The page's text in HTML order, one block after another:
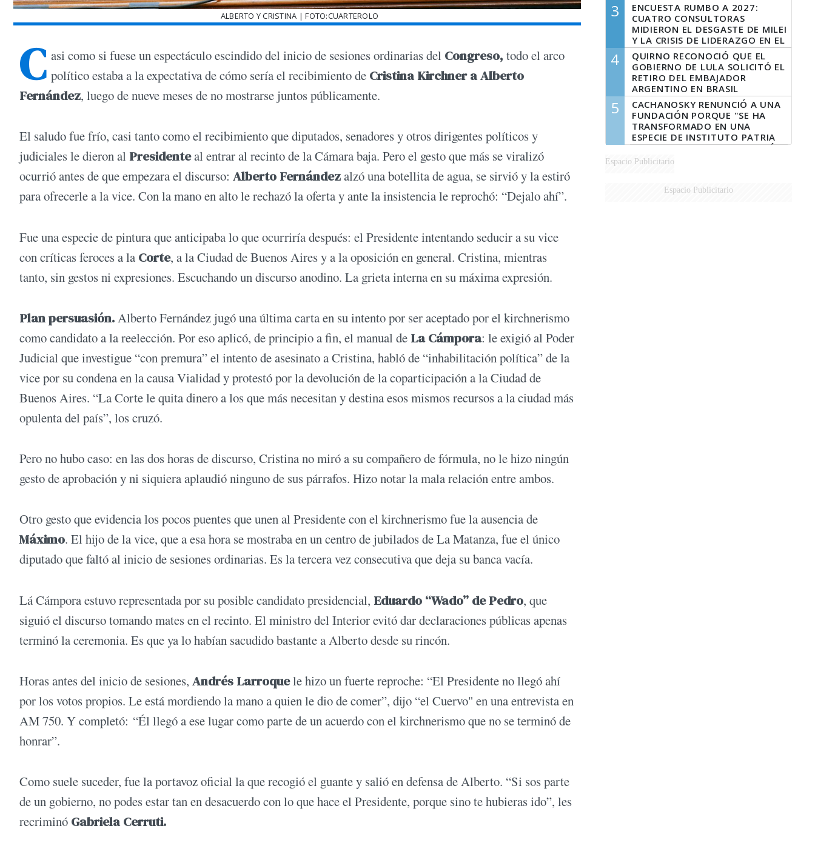
ALBERTO Y CRISTINA | FOTO:CUARTEROLO
C asi como si fuese un espectáculo escindido del inicio de sesiones ordinarias del Congreso, todo el arco
político estaba a la expectativa de cómo sería el recibimiento de Cristina Kirchner a Alberto
Fernández, luego de nueve meses de no mostrarse juntos públicamente.
El saludo fue frío, casi tanto como el recibimiento que diputados, senadores y otros dirigentes políticos y
judiciales le dieron al Presidenteal entrar al recinto de la Cámara baja. Pero el gesto que más se viralizó
ocurrió antes de que empezara el discurso: Alberto Fernándezalzó una botellita de agua, se sirvió y la estiró
para ofrecerle a la vice. Con la mano en alto le rechazó la oferta y ante la insistencia le reprochó: “Dejalo ahí”.
Fue una especie de pintura que anticipaba lo que ocurriría después: el Presidente intentando seducir a su vice
con críticas feroces a la Corte, a la Ciudad de Buenos Aires y a la oposición en general. Cristina, mientras
tanto, sin gestos ni expresiones. Escuchando un discurso anodino. La grieta interna en su máxima expresión.
Plan persuasión.Alberto Fernández jugó una última carta en su intento por ser aceptado por el kirchnerismo
como candidato a la reelección. Por eso aplicó, de principio a fin, el manual de La Cámpora: le exigió al Poder
Judicial que investigue “con premura” el intento de asesinato a Cristina, habló de “inhabilitación política” de la
vice por su condena en la causa Vialidad y protestó por la devolución de la coparticipación a la Ciudad de
Buenos Aires. “La Corte le quita dinero a los que más necesitan y destina esos mismos recursos a la ciudad más
opulenta del país”, los cruzó.
Pero no hubo caso: en las dos horas de discurso, Cristina no miró a su compañero de fórmula, no le hizo ningún
gesto de aprobación y ni siquiera aplaudió ninguno de sus párrafos. Hizo notar la mala relación entre ambos.
Otro gesto que evidencia los pocos puentes que unen al Presidente con el kirchnerismo fue la ausencia de
Máximo. El hijo de la vice, que a esa hora se mostraba en un centro de jubilados de La Matanza, fue el único
diputado que faltó al inicio de sesiones ordinarias. Es la tercera vez consecutiva que deja su banca vacía.
Lá Cámpora estuvo representada por su posible candidato presidencial, Eduardo “Wado” de Pedro, que
siguió el discurso tomando mates en el recinto. El ministro del Interior evitó dar declaraciones públicas apenas
terminó la ceremonia. Es que ya lo habían sacudido bastante a Alberto desde su rincón.
Horas antes del inicio de sesiones, Andrés Larroquele hizo un fuerte reproche: “El Presidente no llegó ahí
por los votos propios. Le está mordiendo la mano a quien le dio de comer”, dijo “el Cuervo" en una entrevista en
AM 750. Y completó: “Él llegó a ese lugar como parte de un acuerdo con el kirchnerismo que no se terminó de
honrar”.
Como suele suceder, fue la portavoz oficial la que recogió el guante y salió en defensa de Alberto. “Si sos parte
de un gobierno, no podes estar tan en desacuerdo con lo que hace el Presidente, porque sino te hubieras ido”, les
recriminó Gabriela Cerruti.
3
ENCUESTA RUMBO A 2027:
CUATRO CONSULTORAS
MIDIERON EL DESGASTE DE MILEI
Y LA CRISIS DE LIDERAZGO EN EL
PERONISMO
4
QUIRNO RECONOCIÓ QUE EL
GOBIERNO DE LULA SOLICITÓ EL
RETIRO DEL EMBAJADOR
ARGENTINO EN BRASIL
5
CACHANOSKY RENUNCIÓ A UNA
FUNDACIÓN PORQUE "SE HA
TRANSFORMADO EN UNA
ESPECIE DE INSTITUTO PATRIA
INCONDICIONAL DE LA GESTIÓN
DE MILEI"
Espacio Publicitario
Espacio Publicitario